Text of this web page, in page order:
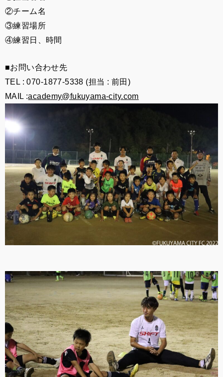
②チーム名
③練習場所
④練習日、時間
■お問い合わせ先
TEL : 070-1877-5338 (担当 : 前田)
MAIL :academy@fukuyama-city.com